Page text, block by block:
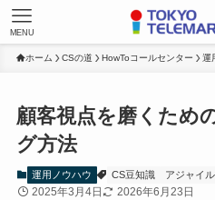
MENU
ホーム CSの道 HowToコールセンター 運
顧客視点を磨くため
グ方法
運用ノウハウ CS豆知識 アジャイ
2025年3月4日 2026年6月23日